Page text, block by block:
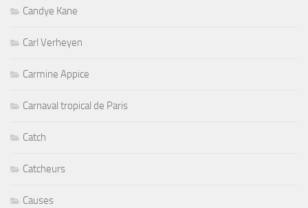
Candye Kane
Carl Verheyen
Carmine Appice
Carnaval tropical de Paris
Catch
Catcheurs
Causes